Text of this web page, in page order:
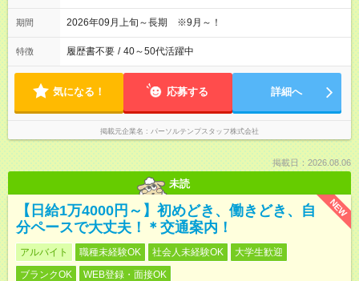
期間 2026年09月上旬～長期 ※9月～！
特徴 履歴書不要 / 40～50代活躍中
気になる！ 応募する 詳細へ
掲載元企業名 パーソルテンプスタッフ株式会社
掲載日：2026.08.06
未読
NEW
【日給1万4000円～】初めどき、働きどき、自
分ペースで大丈夫！＊交通案内！
アルバイト 職種未経験OK 社会人未経験OK
大学生歓迎
ブランクOK
WEB登録・面接OK